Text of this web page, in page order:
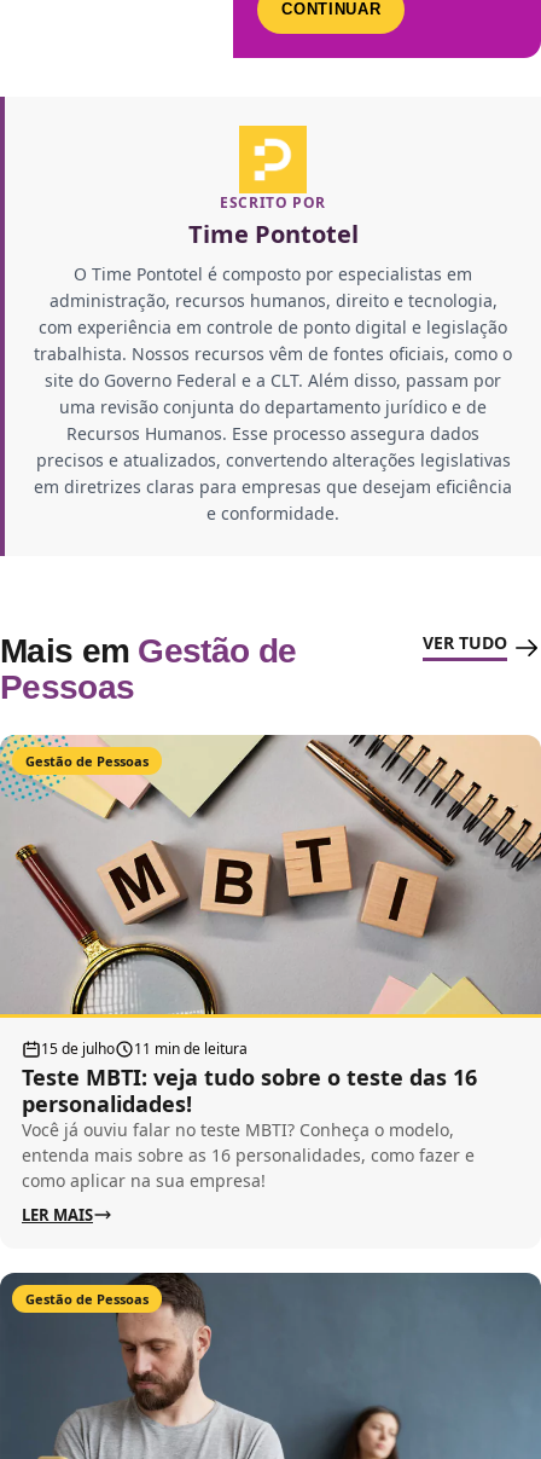
CONTINUAR
ESCRITO POR
Time Pontotel
O Time Pontotel é composto por especialistas em
administração, recursos humanos, direito e tecnologia,
com experiência em controle de ponto digital e legislação
trabalhista. Nossos recursos vêm de fontes oficiais, como o
site do Governo Federal e a CLT. Além disso, passam por
uma revisão conjunta do departamento jurídico e de
Recursos Humanos. Esse processo assegura dados
precisos e atualizados, convertendo alterações legislativas
em diretrizes claras para empresas que desejam eficiência
e conformidade.
Mais em Gestão de
Pessoas
VER TUDO
Gestão de Pessoas
15 de julho 11 min de leitura
Teste MBTI: veja tudo sobre o teste das 16
personalidades!
Você já ouviu falar no teste MBTI? Conheça o modelo,
entenda mais sobre as 16 personalidades, como fazer e
como aplicar na sua empresa!
LER MAIS
Gestão de Pessoas